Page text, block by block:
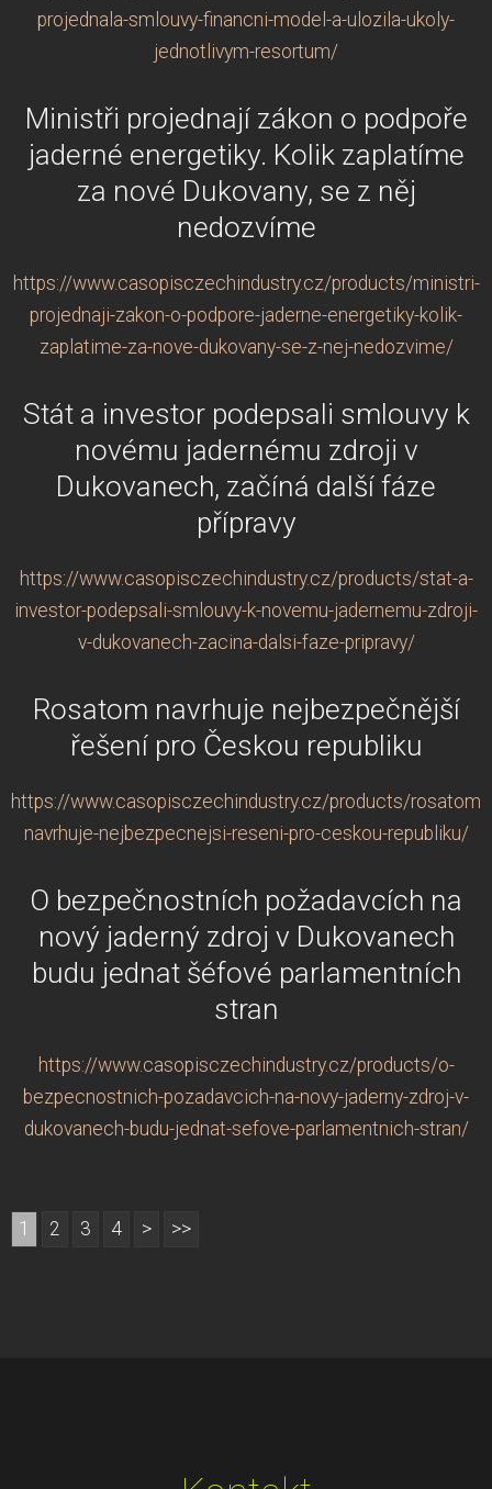
projednala-smlouvy-financni-model-a-ulozila-ukoly-
jednotlivym-resortum/
Ministři projednají zákon o podpoře
jaderné energetiky. Kolik zaplatíme
za nové Dukovany, se z něj
nedozvíme
https://www.casopisczechindustry.cz/products/ministri-
projednaji-zakon-o-podpore-jaderne-energetiky-kolik-
zaplatime-za-nove-dukovany-se-z-nej-nedozvime/
Stát a investor podepsali smlouvy k
novému jadernému zdroji v
Dukovanech, začíná další fáze
přípravy
https://www.casopisczechindustry.cz/products/stat-a-
investor-podepsali-smlouvy-k-novemu-jadernemu-zdroji-
v-dukovanech-zacina-dalsi-faze-pripravy/
Rosatom navrhuje nejbezpečnější
řešení pro Českou republiku
https://www.casopisczechindustry.cz/products/rosatom-
navrhuje-nejbezpecnejsi-reseni-pro-ceskou-republiku/
O bezpečnostních požadavcích na
nový jaderný zdroj v Dukovanech
budu jednat šéfové parlamentních
stran
https://www.casopisczechindustry.cz/products/o-
bezpecnostnich-pozadavcich-na-novy-jaderny-zdroj-v-
dukovanech-budu-jednat-sefove-parlamentnich-stran/
1 2 3 4 > >>